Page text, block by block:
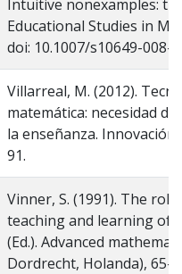
Intuitive nonexamples:
Educational Studies in
doi: 10.1007/s10649-008-
Villarreal, M. (2012).
matemática: necesidad
la enseñanza. Innovación
91.
Vinner, S. (1991). The
teaching and learning of
(Ed.). Advanced
Dordrecht, Holanda), 65-